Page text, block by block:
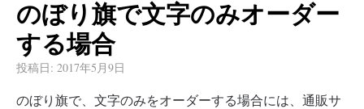
のぼり旗で文字のみオーダー
する場合
投稿日: 2017年5月9日
のぼり旗で、文字のみをオーダーする場合には、通販サ